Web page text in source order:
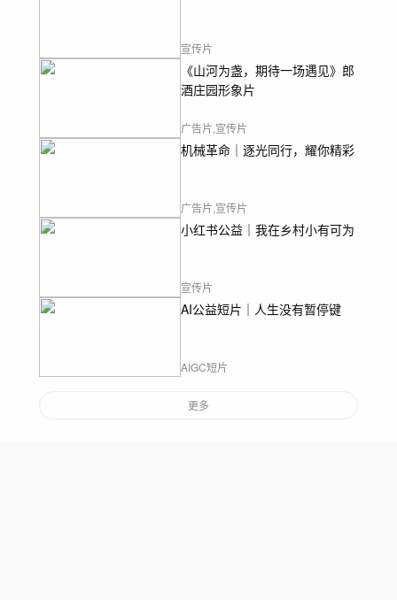
宣传片
《山河为盏，期待一场遇见》郎
酒庄园形象片
广告片,宣传片
机械革命｜逐光同行，耀你精彩
广告片,宣传片
小红书公益｜我在乡村小有可为
宣传片
AI公益短片｜人生没有暂停键
AIGC短片
更多